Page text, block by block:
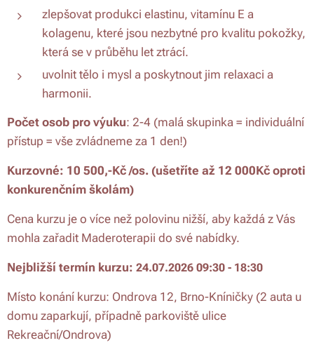
zlepšovat produkci elastinu, vitamínu E a
kolagenu, které jsou nezbytné pro kvalitu pokožky,
která se v průběhu let ztrácí.
uvolnit tělo i mysl a poskytnout jim relaxaci a
harmonii.
Počet osob pro výuku: 2-4 (malá skupinka = individuální
přístup = vše zvládneme za 1 den!)
Kurzovné: 10 500,-Kč /os. (ušetříte až 12 000Kč oproti
konkurenčním školám)
Cena kurzu je o více než polovinu nižší, aby každá z Vás
mohla zařadit Maderoterapii do své nabídky.
Nejbližší termín kurzu: 24.07.2026 09:30 - 18:30
Místo konání kurzu: Ondrova 12, Brno-Kníničky (2 auta u
domu zaparkují, případně parkoviště ulice
Rekreační/Ondrova)